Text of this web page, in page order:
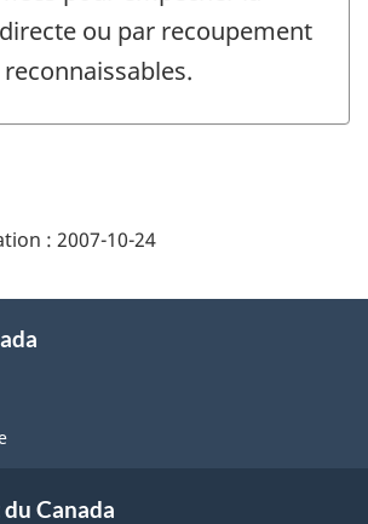
ou par recoupement
: 2007-10-24
Canada